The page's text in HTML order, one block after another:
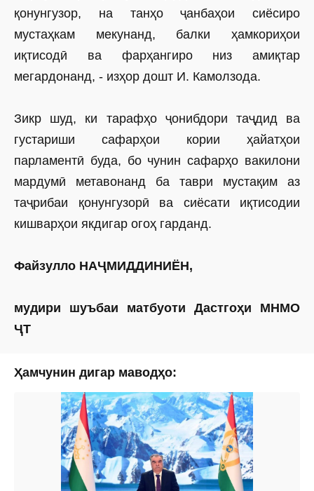
қонунгузор, на танҳо ҷанбаҳои сиёсиро
мустаҳкам мекунанд, балки ҳамкориҳои
иқтисодӣ ва фарҳангиро низ амиқтар
мегардонанд, - изҳор дошт И. Камолзода.
Зикр шуд, ки тарафҳо ҷонибдори таҷдид ва
густариши сафарҳои кории ҳайатҳои
парламентӣ буда, бо чунин сафарҳо вакилони
мардумӣ метавонанд ба таври мустақим аз
таҷрибаи қонунгузорӣ ва сиёсати иқтисодии
кишварҳои якдигар огоҳ гарданд.
Файзулло НАҶМИДДИНИЁН,
мудири шуъбаи матбуоти Дастгоҳи МНМО
ҶТ
Ҳамчунин дигар маводҳо: